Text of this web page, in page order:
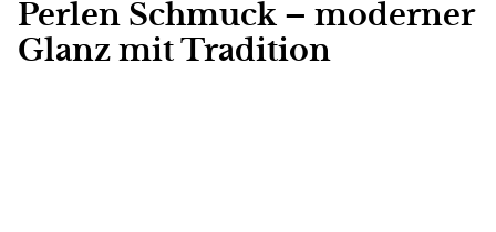
Perlen Schmuck – moderner
Glanz mit Tradition